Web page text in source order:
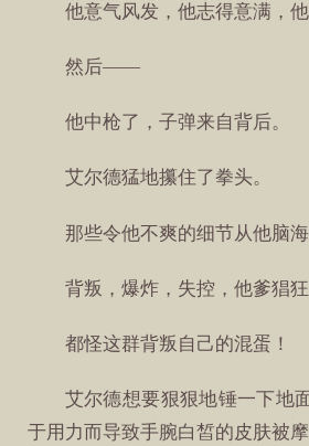
他意气风发，他志得意满，他
然后——
他中枪了，子弹来自背后。
艾尔德猛地攥住了拳头。
那些令他不爽的细节从他脑海
背叛，爆炸，失控，他爹猖狂
都怪这群背叛自己的混蛋！
艾尔德想要狠狠地锤一下地
于用力而导致手腕白皙的皮肤被摩